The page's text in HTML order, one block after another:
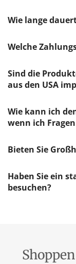
Wie lange
Welche
Sind die
aus den USA
Wie kann ich
wenn ich
Bieten Sie
Haben Sie ein
besuchen?